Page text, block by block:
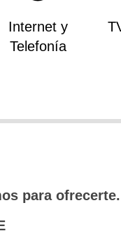
Internet y
Telefonía
para ofrecerte.